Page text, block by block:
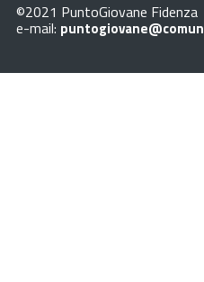
©2021 PuntoGiovane Fidenza
e-mail: